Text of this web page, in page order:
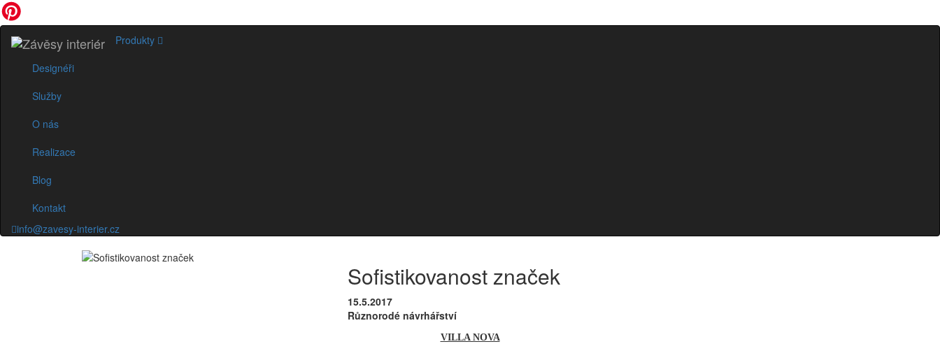
Produkty
Designéři
Služby
O nás
Realizace
Blog
Kontakt
info@zavesy-interier.cz
Sofistikovanost značek
15.5.2017
Různorodé návrhářství
VILLA NOVA